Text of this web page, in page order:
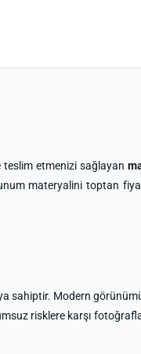
etmenizi sağlayan
materyalini toptan
Modern
risklere karşı